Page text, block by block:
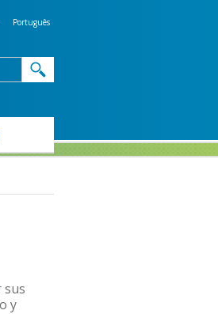
Português
sus
y